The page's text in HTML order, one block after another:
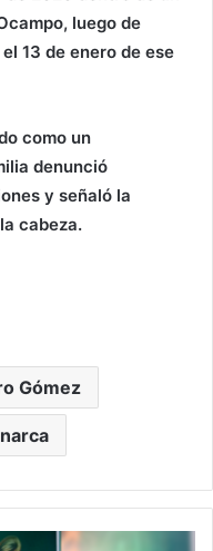
luego de
13 de enero de ese
como un
denunció
y señaló la
cabeza.
Gómez